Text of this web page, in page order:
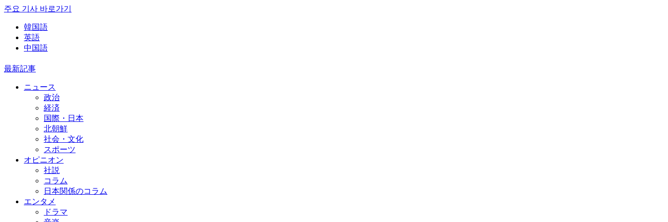
주요 기사 바로가기
韓国語
英語
中国語
最新記事
ニュース
政治
経済
国際・日本
北朝鮮
社会・文化
スポーツ
オピニオン
社説
コラム
日本関係のコラム
エンタメ
ドラマ